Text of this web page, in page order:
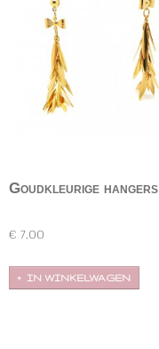
Goudkleurige hangers
€ 7,00
IN WINKELWAGEN